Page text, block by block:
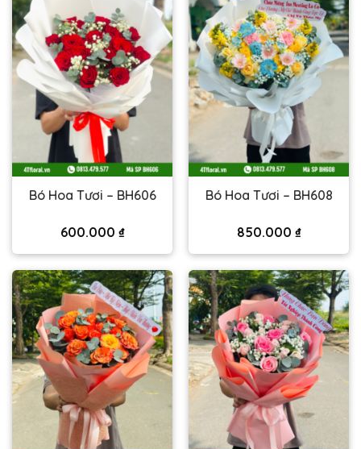
Bó Hoa Tươi – BH606
600.000 ₫
Bó Hoa Tươi – BH608
850.000 ₫